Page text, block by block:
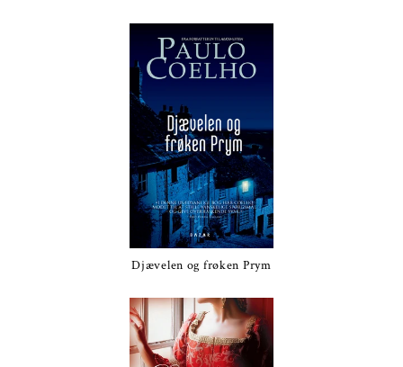
Djævelen og frøken Prym